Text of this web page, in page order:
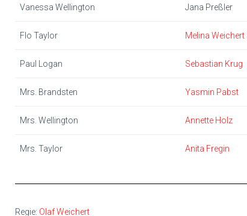
Vanessa Wellington Jana Preßler
Flo Taylor Melina Weichert
Paul Logan Sebastian Krug
Mrs. Brandsten Yasmin Pabst
Mrs. Wellington Annette Holz
Mrs. Taylor Anita Fregin
Regie: Olaf Weichert